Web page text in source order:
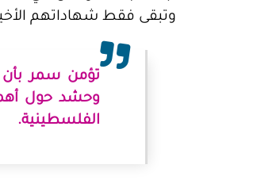
وتبقى فقط شهاداتهم
تؤمن سمر
وحشد حول
الفلسطينية.